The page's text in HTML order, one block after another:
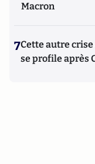
Macron
7Cette autre
se profile après